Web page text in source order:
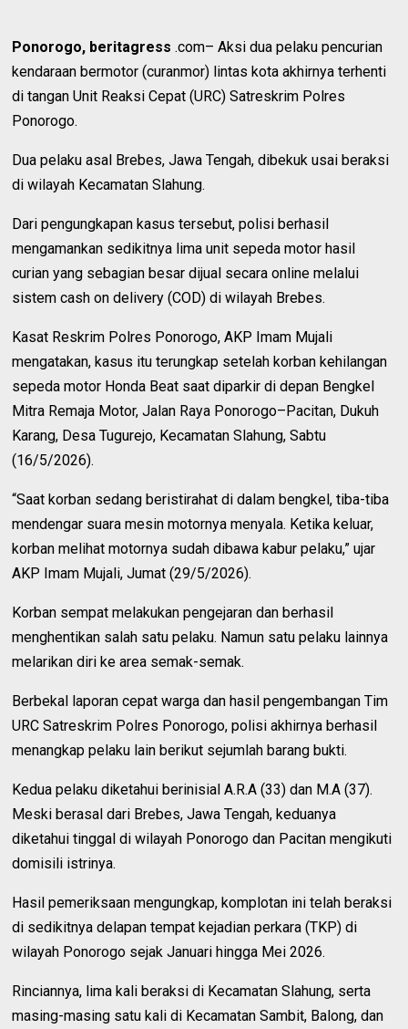
Ponorogo, beritagress .com– Aksi dua pelaku pencurian
kendaraan bermotor (curanmor) lintas kota akhirnya terhenti
di tangan Unit Reaksi Cepat (URC) Satreskrim Polres
Ponorogo.
Dua pelaku asal Brebes, Jawa Tengah, dibekuk usai beraksi
di wilayah Kecamatan Slahung.
Dari pengungkapan kasus tersebut, polisi berhasil
mengamankan sedikitnya lima unit sepeda motor hasil
curian yang sebagian besar dijual secara online melalui
sistem cash on delivery (COD) di wilayah Brebes.
Kasat Reskrim Polres Ponorogo, AKP Imam Mujali
mengatakan, kasus itu terungkap setelah korban kehilangan
sepeda motor Honda Beat saat diparkir di depan Bengkel
Mitra Remaja Motor, Jalan Raya Ponorogo–Pacitan, Dukuh
Karang, Desa Tugurejo, Kecamatan Slahung, Sabtu
(16/5/2026).
“Saat korban sedang beristirahat di dalam bengkel, tiba-tiba
mendengar suara mesin motornya menyala. Ketika keluar,
korban melihat motornya sudah dibawa kabur pelaku,” ujar
AKP Imam Mujali, Jumat (29/5/2026).
Korban sempat melakukan pengejaran dan berhasil
menghentikan salah satu pelaku. Namun satu pelaku lainnya
melarikan diri ke area semak-semak.
Berbekal laporan cepat warga dan hasil pengembangan Tim
URC Satreskrim Polres Ponorogo, polisi akhirnya berhasil
menangkap pelaku lain berikut sejumlah barang bukti.
Kedua pelaku diketahui berinisial A.R.A (33) dan M.A (37).
Meski berasal dari Brebes, Jawa Tengah, keduanya
diketahui tinggal di wilayah Ponorogo dan Pacitan mengikuti
domisili istrinya.
Hasil pemeriksaan mengungkap, komplotan ini telah beraksi
di sedikitnya delapan tempat kejadian perkara (TKP) di
wilayah Ponorogo sejak Januari hingga Mei 2026.
Rinciannya, lima kali beraksi di Kecamatan Slahung, serta
masing-masing satu kali di Kecamatan Sambit, Balong, dan